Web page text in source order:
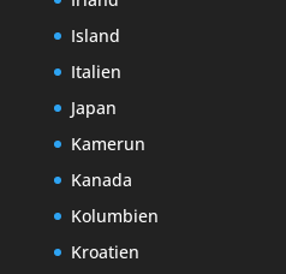
Island
Italien
Japan
Kamerun
Kanada
Kolumbien
Kroatien